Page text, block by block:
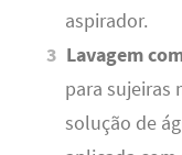
aspirador.
Lavagem
para sujeiras
solução de